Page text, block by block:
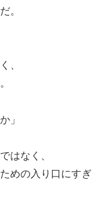
。
、
」
はなく、
めの入り口にすぎ